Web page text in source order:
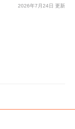
2026年7月24日 更新